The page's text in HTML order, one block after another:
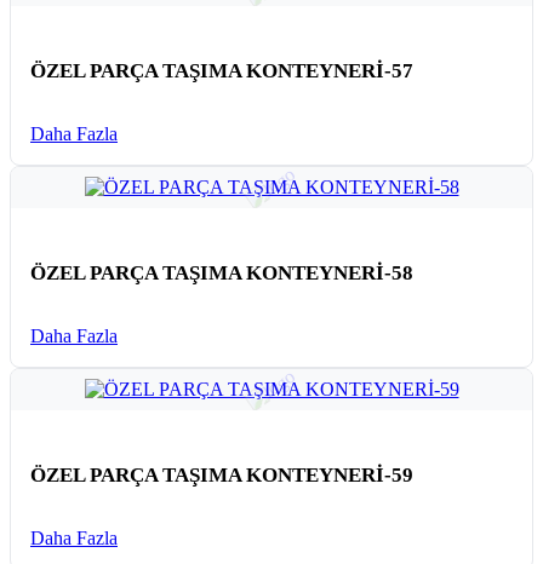
ÖZEL PARÇA TAŞIMA KONTEYNERİ-57
Daha Fazla
ÖZEL PARÇA TAŞIMA KONTEYNERİ-58
Daha Fazla
ÖZEL PARÇA TAŞIMA KONTEYNERİ-59
Daha Fazla